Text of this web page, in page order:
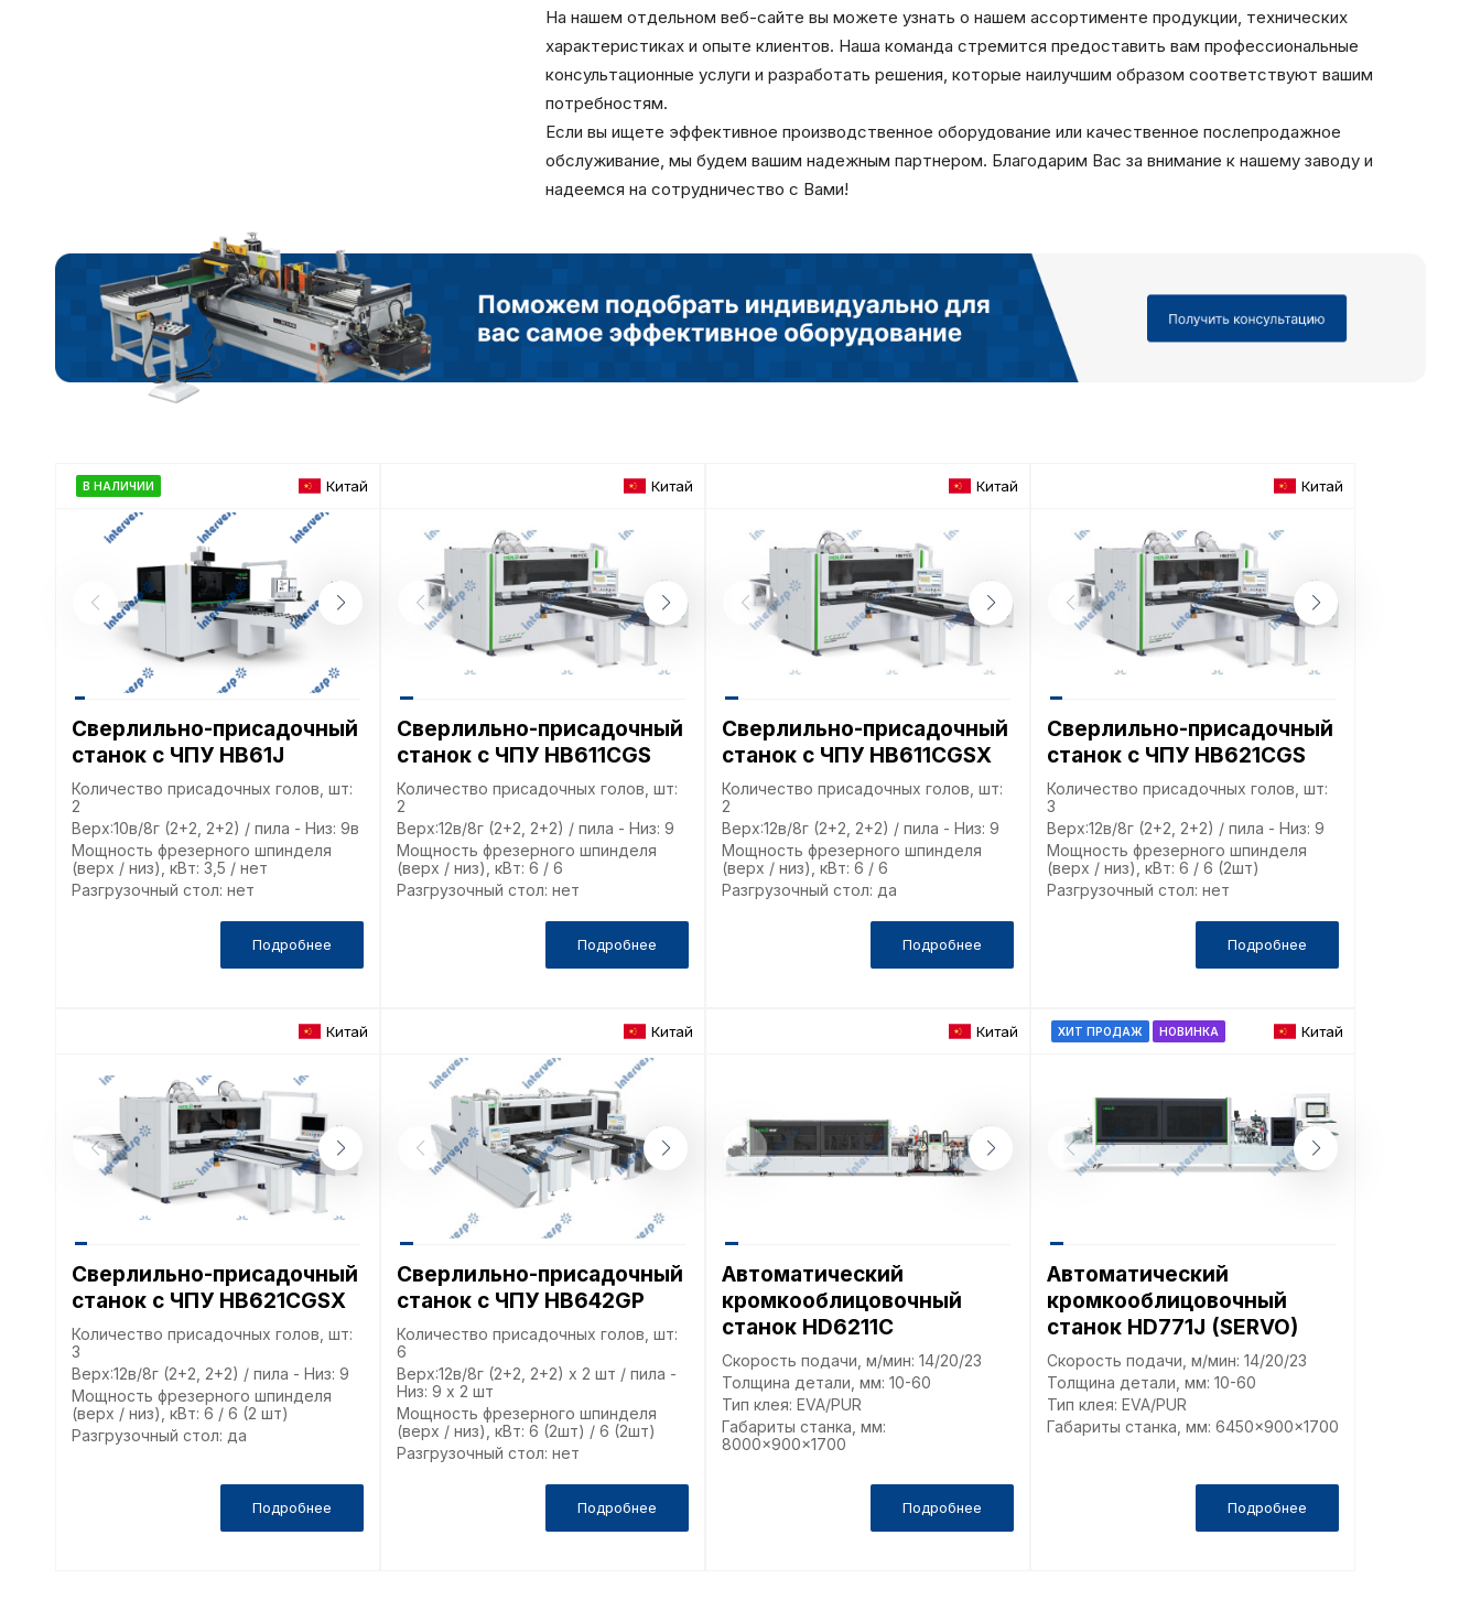
На нашем отдельном веб-сайте вы можете узнать о нашем ассортименте продукции, технических
характеристиках и опыте клиентов. Наша команда стремится предоставить вам профессиональные
консультационные услуги и разработать решения, которые наилучшим образом соответствуют вашим
потребностям.
Если вы ищете эффективное производственное оборудование или качественное послепродажное
обслуживание, мы будем вашим надежным партнером. Благодарим Вас за внимание к нашему заводу и
надеемся на сотрудничество с Вами!
В НАЛИЧИИ Китай
Сверлильно-присадочный
станок с ЧПУ HB61J
Количество присадочных голов, шт:
2
Верх:10в/8г (2+2, 2+2) / пила - Низ: 9в
Мощность фрезерного шпинделя
(верх / низ), кВт: 3,5 / нет
Разгрузочный стол: нет
Подробнее
Китай
Сверлильно-присадочный
станок с ЧПУ HB611CGS
Количество присадочных голов, шт:
2
Верх:12в/8г (2+2, 2+2) / пила - Низ: 9
Мощность фрезерного шпинделя
(верх / низ), кВт: 6 / 6
Разгрузочный стол: нет
Подробнее
Китай
Сверлильно-присадочный
станок с ЧПУ HB611CGSX
Количество присадочных голов, шт:
2
Верх:12в/8г (2+2, 2+2) / пила - Низ: 9
Мощность фрезерного шпинделя
(верх / низ), кВт: 6 / 6
Разгрузочный стол: да
Подробнее
Китай
Сверлильно-присадочный
станок с ЧПУ HB621CGS
Количество присадочных голов, шт:
3
Верх:12в/8г (2+2, 2+2) / пила - Низ: 9
Мощность фрезерного шпинделя
(верх / низ), кВт: 6 / 6 (2шт)
Разгрузочный стол: нет
Подробнее
Китай
Сверлильно-присадочный
станок с ЧПУ HB621CGSX
Количество присадочных голов, шт:
3
Верх:12в/8г (2+2, 2+2) / пила - Низ: 9
Мощность фрезерного шпинделя
(верх / низ), кВт: 6 / 6 (2 шт)
Разгрузочный стол: да
Подробнее
Китай
Сверлильно-присадочный
станок с ЧПУ HB642GP
Количество присадочных голов, шт:
6
Верх:12в/8г (2+2, 2+2) х 2 шт / пила -
Низ: 9 х 2 шт
Мощность фрезерного шпинделя
(верх / низ), кВт: 6 (2шт) / 6 (2шт)
Разгрузочный стол: нет
Подробнее
Китай
Автоматический
кромкооблицовочный
станок HD6211С
Скорость подачи, м/мин: 14/20/23
Толщина детали, мм: 10-60
Тип клея: EVA/PUR
Габариты станка, мм:
8000x900x1700
Подробнее
ХИТ ПРОДАЖ НОВИНКА Китай
Автоматический
кромкооблицовочный
станок HD771J (SERVO)
Скорость подачи, м/мин: 14/20/23
Толщина детали, мм: 10-60
Тип клея: EVA/PUR
Габариты станка, мм: 6450x900x1700
Подробнее
Политика в
обработки сookies
Настройте параметры использования файлов cookie
Вы можете настроить использование каждого типа файлов cookie,
периода Сайт снова запросит Ваше согласие. Вы вправе изменить
Перед тем как совершить выбор настроек параметров
можете ознакомиться сПолитикой обработки персональных данных
cookie , содержащим их описание и сроки хранения.
Технические (обязательные) cookie-файлы
Аналитические cookie-файлы
Внимание:
Отключение аналитических cookie файлов не
страницы и принимать меры по совершенствованию работы
предпочтений пользователей.